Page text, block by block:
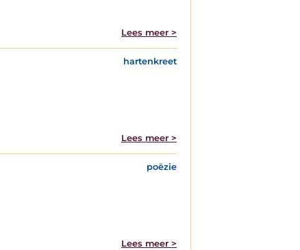
Lees meer >
hartenkreet
Lees meer >
poëzie
Lees meer >